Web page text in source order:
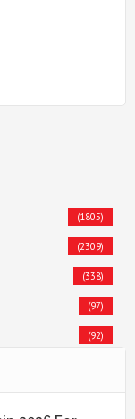
(1805)
(2309)
(338)
(97)
(92)